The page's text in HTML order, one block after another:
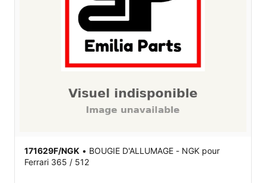
171629F/NGK • BOUGIE D'ALLUMAGE - NGK pour
Ferrari 365 / 512